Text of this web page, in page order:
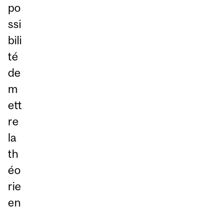
po
ssi
bili
té
de
m
ett
re
la
th
éo
rie
en